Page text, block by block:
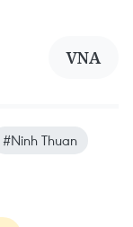
VNA
#Ninh Thuan